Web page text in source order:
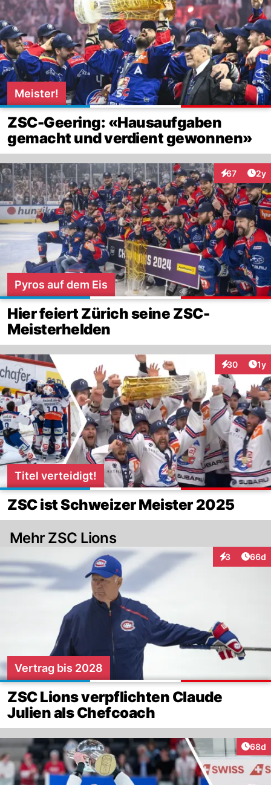
Meister!
ZSC-Geering: «Hausaufgaben
gemacht und verdient gewonnen»
67
Interaktionen
2y
Pyros auf dem Eis
Hier feiert Zürich seine ZSC-
Meisterhelden
30 1y
Titel verteidigt!
ZSC ist Schweizer Meister 2025
Mehr ZSC Lions
3
Interaktionen
66d
Vertrag bis 2028
ZSC Lions verpflichten Claude
Julien als Chefcoach
68d